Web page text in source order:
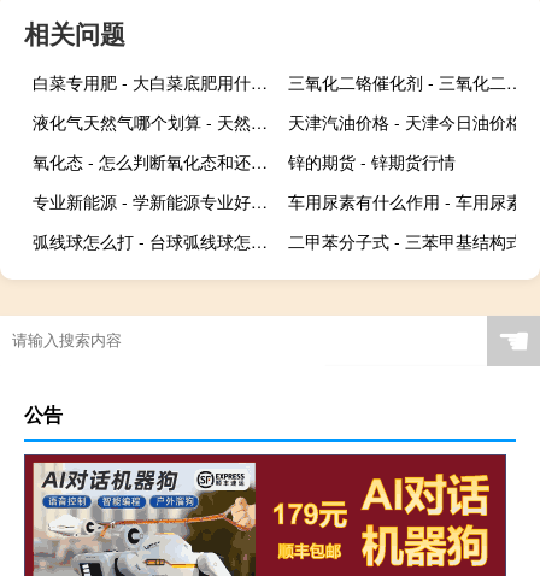
相关问题
白菜专用肥 - 大白菜底肥用什么肥好
三氧化二铬催化剂 - 三氧化二铬怎么变成铬酸铅
液化气天然气哪个划算 - 天然气比液化气便宜多少钱
天津汽油价格 - 天津今日油价格
氧化态 - 怎么判断氧化态和还原态
锌的期货 - 锌期货行情
专业新能源 - 学新能源专业好就业吗
车用尿素有什么作用 - 车用尿素
弧线球怎么打 - 台球弧线球怎么打
二甲苯分子式 - 三苯甲基结构式
☚
公告